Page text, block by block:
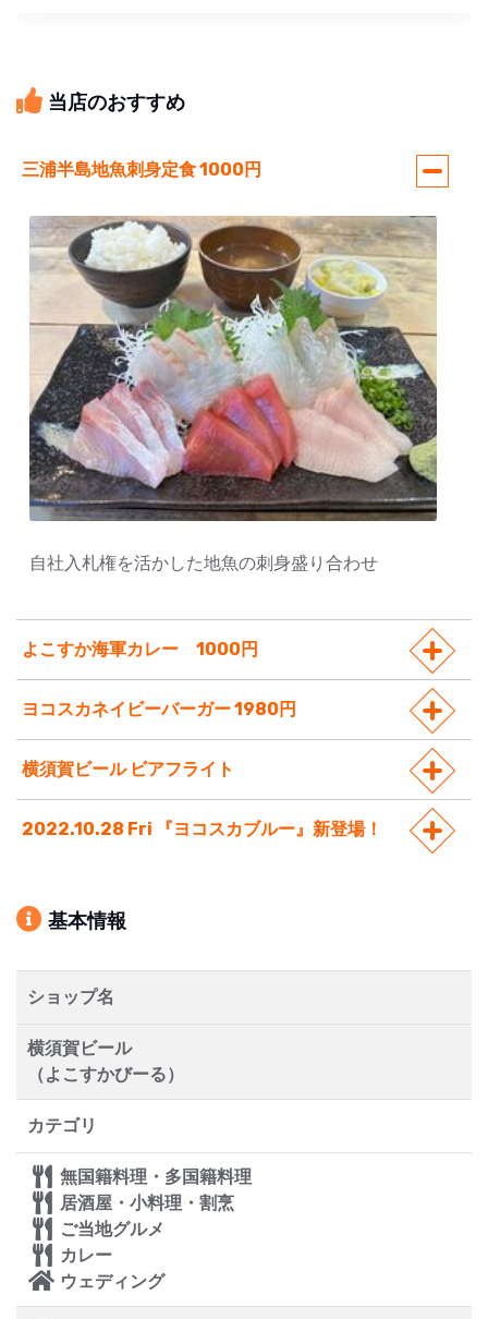
当店のおすすめ
三浦半島地魚刺身定食 1000円
自社入札権を活かした地魚の刺身盛り合わせ
よこすか海軍カレー 1000円
ヨコスカネイビーバーガー 1980円
横須賀ビール ビアフライト
2022.10.28 Fri 『ヨコスカブルー』新登場！
基本情報
ショップ名
横須賀ビール
（よこすかびーる）
カテゴリ
無国籍料理・多国籍料理
居酒屋・小料理・割烹
ご当地グルメ
カレー
ウェディング